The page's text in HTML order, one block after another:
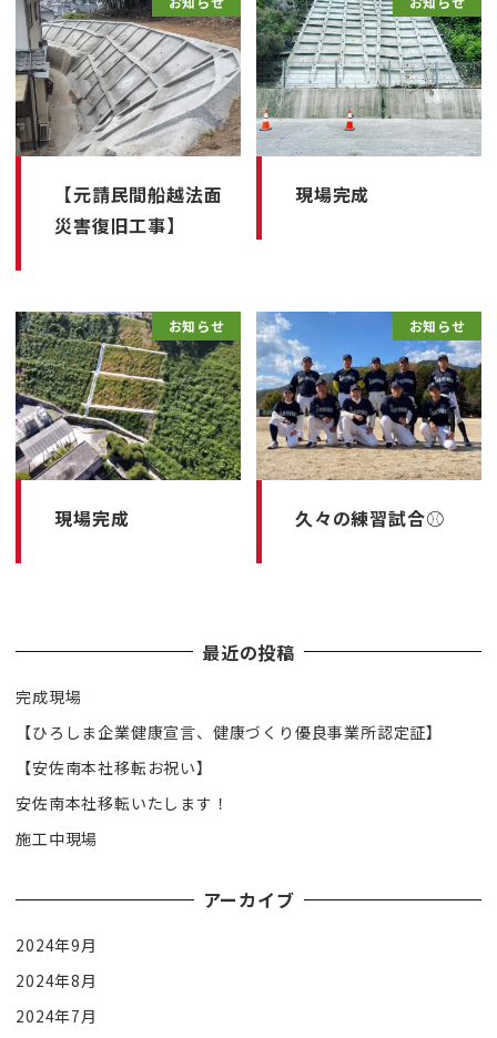
【元請民間船越法面
災害復旧工事】
現場完成
お知らせ
現場完成
お知らせ
久々の練習試合⚾︎
最近の投稿
完成現場
【ひろしま企業健康宣言、健康づくり優良事業所認定証】
【安佐南本社移転お祝い】
安佐南本社移転いたします！
施工中現場
アーカイブ
2024年9月
2024年8月
2024年7月